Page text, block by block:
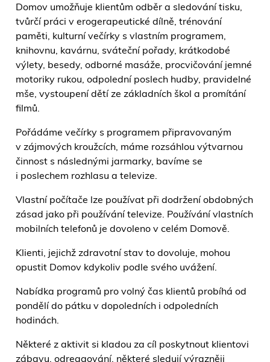
Domov umožňuje klientům odběr a sledování tisku,
tvůrčí práci v erogerapeutické dílně, trénování
paměti, kulturní večírky s vlastním programem,
knihovnu, kavárnu, sváteční pořady, krátkodobé
výlety, besedy, odborné masáže, procvičování jemné
motoriky rukou, odpolední poslech hudby, pravidelné
mše, vystoupení dětí ze základních škol a promítání
filmů.
Pořádáme večírky s programem připravovaným
v zájmových kroužcích, máme rozsáhlou výtvarnou
činnost s následnými jarmarky, bavíme se
i poslechem rozhlasu a televize.
Vlastní počítače lze používat při dodržení obdobných
zásad jako při používání televize. Používání vlastních
mobilních telefonů je dovoleno v celém Domově.
Klienti, jejichž zdravotní stav to dovoluje, mohou
opustit Domov kdykoliv podle svého uvážení.
Nabídka programů pro volný čas klientů probíhá od
pondělí do pátku v dopoledních i odpoledních
hodinách.
Některé z aktivit si kladou za cíl poskytnout klientovi
zábavu, odreagování, některé sledují výrazněji